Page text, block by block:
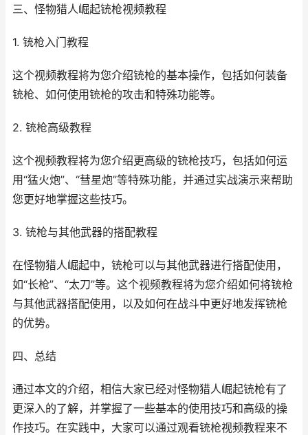
三、怪物猎人崛起铳枪视频教程
1. 铳枪入门教程
这个视频教程将为您介绍铳枪的基本操作，包括如何装备
铳枪、如何使用铳枪的攻击和特殊功能等。
2. 铳枪高级教程
这个视频教程将为您介绍更高级的铳枪技巧，包括如何运
用“猛火炮”、“彗星炮”等特殊功能，并通过实战演示来帮助
您更好地掌握这些技巧。
3. 铳枪与其他武器的搭配教程
在怪物猎人崛起中，铳枪可以与其他武器进行搭配使用，
如“长枪”、“太刀”等。这个视频教程将为您介绍如何将铳枪
与其他武器搭配使用，以及如何在战斗中更好地发挥铳枪
的优势。
四、总结
通过本文的介绍，相信大家已经对怪物猎人崛起铳枪有了
更深入的了解，并掌握了一些基本的使用技巧和高级的操
作技巧。在实践中，大家可以通过观看铳枪视频教程来不